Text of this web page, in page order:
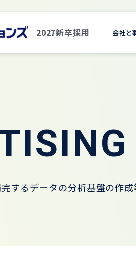
2027新卒採用 会社と
するデータの分析基盤の作成